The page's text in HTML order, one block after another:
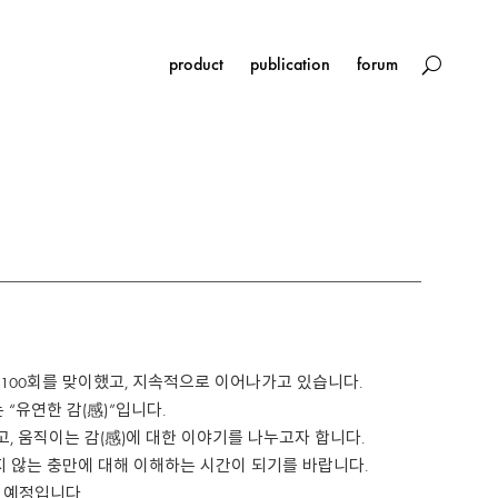
product publication forum
회를 맞이했고, 지속적으로 이어나가고 있습니다.
“유연한 감(感)”입니다.
움직이는 감(感)에 대한 이야기를 나누고자 합니다.
않는 충만에 대해 이해하는 시간이 되기를 바랍니다.